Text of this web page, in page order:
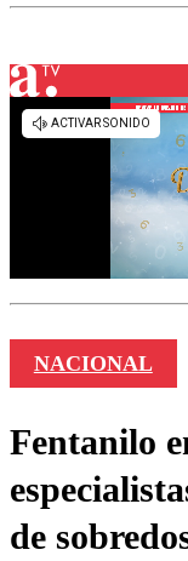
NACIONAL
Fentanilo
de